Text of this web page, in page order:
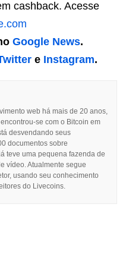
cashback. Acesse
Google News.
e Instagram.
web há mais de 20 anos,
se com o Bitcoin em
desvendando seus
documentos sobre
teve uma pequena fazenda de
vídeo. Atualmente segue
usando seu conhecimento
do Livecoins.